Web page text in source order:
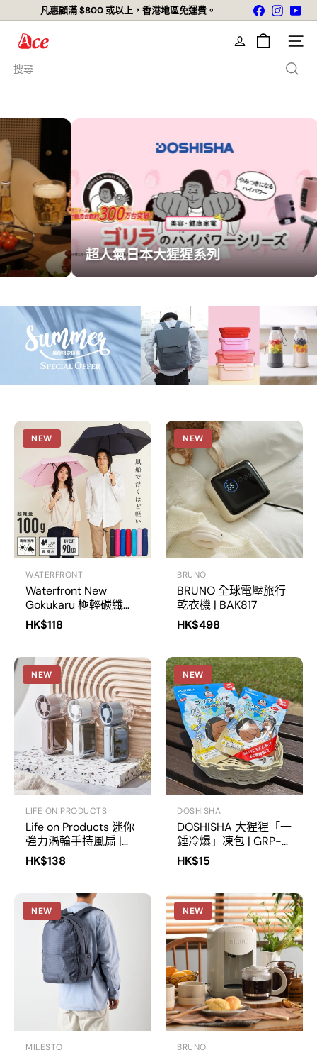
到
暫
店舖自取免運費 Facebook
A
c
K
i
t
c
h
e
n
L
網站
搜
超人氣日本大猩猩系列 BRUNO
NEW
WATERFRONT
Waterfront New
Gokukaru 極輕碳纖維
傘 50cm | U350-
0283
HK$118
NEW
BRUNO
BRUNO 全球電壓旅行
乾衣機 | BAK817
HK$498
NEW
LIFE ON PRODUCTS
Life on Products 迷你
強力渦輪手持風扇 |
LCAF041
HK$138
NEW
DOSHISHA
DOSHISHA 大猩猩「一
錘冷爆」凍包 | GRP-
1/GRP-2
HK$15
NEW
MILESTO
NEW
BRUNO